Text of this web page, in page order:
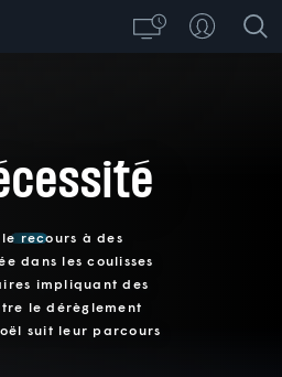
recours à des
dans les coulisses
impliquant des
le dérèglement
suit leur parcours